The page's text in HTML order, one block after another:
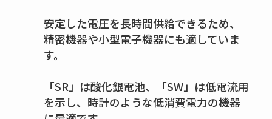
しまむら布団セット
つ？激安販売店・通
販も調査
安定した電圧を長時間供給できるため、
精密機器や小型電子機器にも適していま
す。
「SR」は酸化銀電池、「SW」は低電流用
を示し、時計のような低消費電力の機器